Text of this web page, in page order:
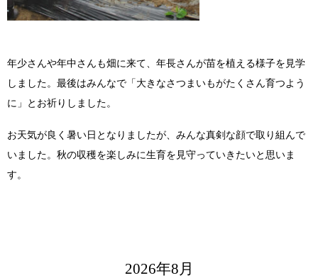
年少さんや年中さんも畑に来て、年長さんが苗を植える様子を見学
しました。最後はみんなで「大きなさつまいもがたくさん育つよう
に」とお祈りしました。
お天気が良く暑い日となりましたが、みんな真剣な顔で取り組んで
いました。秋の収穫を楽しみに生育を見守っていきたいと思いま
す。
2026年8月